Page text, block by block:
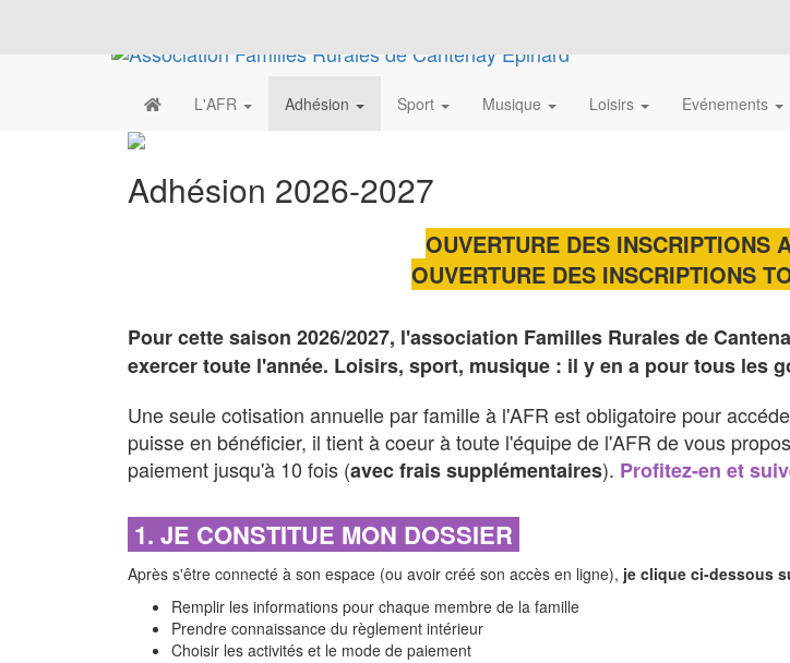
L'AFR Adhésion Sport Musique Loisirs Evénements
Adhésion 2026-2027
OUVERTURE DES INSCRIPTIONS
OUVERTURE DES INSCRIPTIONS
Pour cette saison 2026/2027, l'association Familles Rurales de
exercer toute l'année. Loisirs, sport, musique : il y en a pour tous les
Une seule cotisation annuelle par famille à l'AFR est obligatoire pour
puisse en bénéficier, il tient à coeur à toute l'équipe de l'AFR de vous
paiement jusqu'à 10 fois (avec frais supplémentaires). Profitez-en et
1. JE CONSTITUE MON DOSSIER
Après s'être connecté à son espace (ou avoir créé son accès en ligne), je clique ci-dessous
Remplir les informations pour chaque membre de la famille
Prendre connaissance du règlement intérieur
Choisir les activités et le mode de paiement